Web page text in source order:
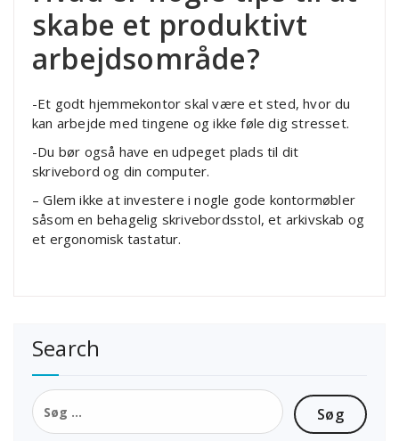
skabe et produktivt
arbejdsområde?
-Et godt hjemmekontor skal være et sted, hvor du
kan arbejde med tingene og ikke føle dig stresset.
-Du bør også have en udpeget plads til dit
skrivebord og din computer.
– Glem ikke at investere i nogle gode kontormøbler
såsom en behagelig skrivebordsstol, et arkivskab og
et ergonomisk tastatur.
Search
Søg
efter: